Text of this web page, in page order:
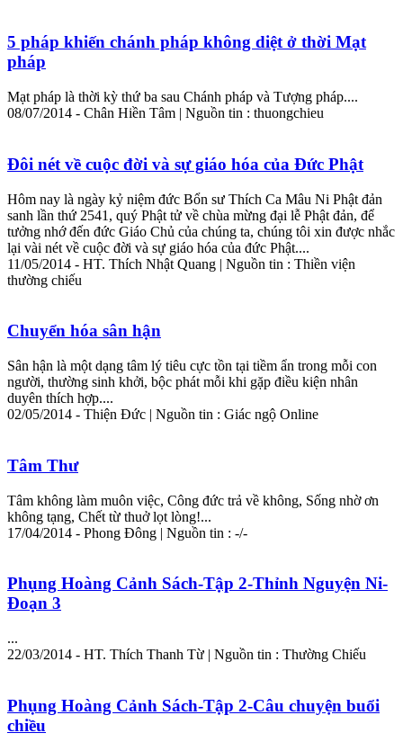
5 pháp khiến chánh pháp không diệt ở thời Mạt
pháp
Mạt pháp là thời kỳ thứ ba sau Chánh pháp và Tượng pháp....
08/07/2014 - Chân Hiền Tâm | Nguồn tin : thuongchieu
Đôi nét về cuộc đời và sự giáo hóa của Đức Phật
Hôm nay là ngày kỷ niệm đức Bổn sư Thích Ca Mâu Ni Phật đản
sanh lần thứ 2541, quý Phật tử về chùa mừng đại lễ Phật đản, để
tưởng nhớ đến đức Giáo Chủ của chúng ta, chúng tôi xin được nhắc
lại vài nét về cuộc đời và sự giáo hóa của đức Phật....
11/05/2014 - HT. Thích Nhật Quang | Nguồn tin : Thiền viện
thường chiếu
Chuyển hóa sân hận
Sân hận là một dạng tâm lý tiêu cực tồn tại tiềm ẩn trong mỗi con
người, thường sinh khởi, bộc phát mỗi khi gặp điều kiện nhân
duyên thích hợp....
02/05/2014 - Thiện Đức | Nguồn tin : Giác ngộ Online
Tâm Thư
Tâm không làm muôn việc, Công đức trả về không, Sống nhờ ơn
không tạng, Chết từ thuở lọt lòng!...
17/04/2014 - Phong Đông | Nguồn tin : -/-
Phụng Hoàng Cảnh Sách-Tập 2-Thỉnh Nguyện Ni-
Đoạn 3
...
22/03/2014 - HT. Thích Thanh Từ | Nguồn tin : Thường Chiếu
Phụng Hoàng Cảnh Sách-Tập 2-Câu chuyện buổi
chiều